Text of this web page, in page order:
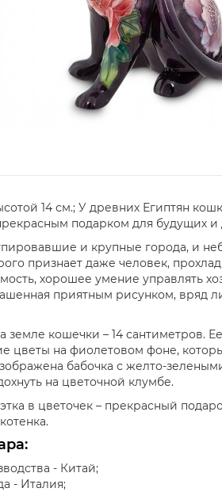
14 см.; У древних Египтян
подарком для будущих
и крупные города, и
признает даже человек,
хорошее умение управлять
приятным рисунком, вряд
земле кошечки – 14 сантиметров.
цветы на фиолетовом фоне,
бабочка с желто-
на цветочной клумбе.
в цветочек – прекрасный
- Китай;
- Италия;